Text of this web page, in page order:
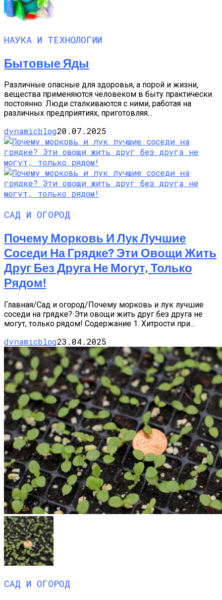
НАУКА И ТЕХНОЛОГИИ
Бытовые Яды
Различные опасные для здоровья, а порой и жизни,
вещества применяются человеком в быту практически
постоянно. Люди сталкиваются с ними, работая на
различных предприятиях, приготовляя...
dynamicblog20.07.2025
САД И ОГОРОД
Почему Морковь И Лук Лучшие
Соседи На Грядке? Эти Овощи Жить
Друг Без Друга Не Могут, Только
Рядом!
Главная/Сад и огород/Почему морковь и лук лучшие
соседи на грядке? Эти овощи жить друг без друга не
могут, только рядом! Содержание 1. Хитрости при...
dynamicblog23.04.2025
САД И ОГОРОД